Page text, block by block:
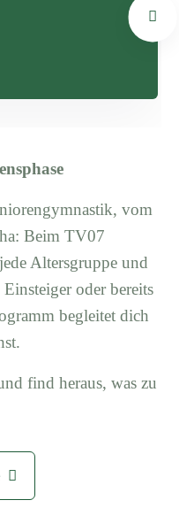
vom
Beim TV07
Altersgruppe und
oder bereits
begleitet dich
find heraus, was zu